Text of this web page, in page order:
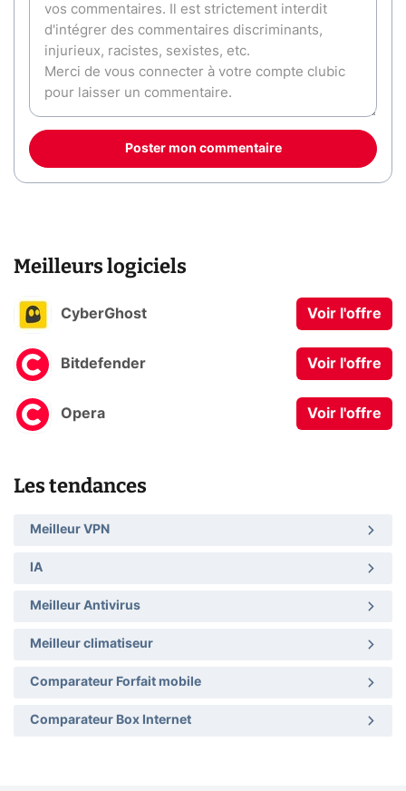
Poster mon commentaire
Meilleurs logiciels
CyberGhost Voir l'offre
Bitdefender Voir l'offre
Opera Voir l'offre
Les tendances
Meilleur VPN
IA
Meilleur Antivirus
Meilleur climatiseur
Comparateur Forfait mobile
Comparateur Box Internet